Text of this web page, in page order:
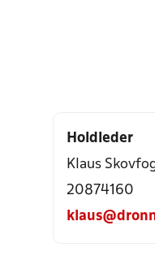
Holdleder
Klaus
20874160